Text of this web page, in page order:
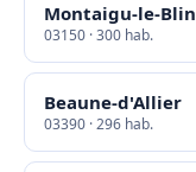
Montaigu-le-Blin
03150 · 300 hab.
Beaune-d'Allier
03390 · 296 hab.